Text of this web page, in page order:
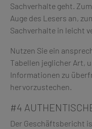
Sachverhalte geht.
Auge des Lesers an,
Sachverhalte in leicht
Nutzen Sie ein
Tabellen jeglicher Art,
Informationen zu
hervorzustechen.
#4
Der Geschäftsbericht